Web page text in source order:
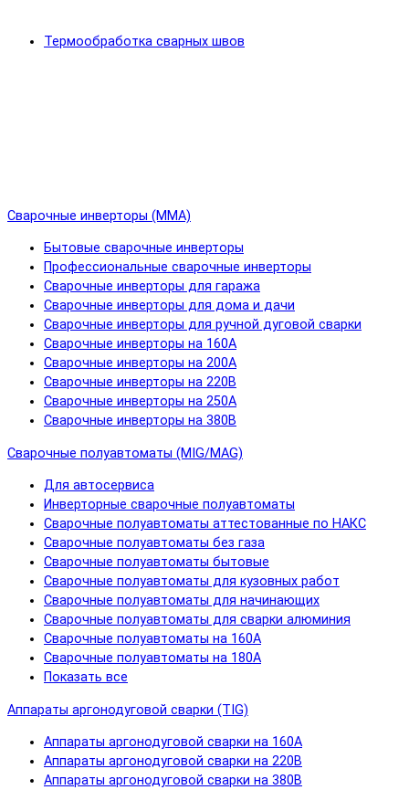
Термообработка сварных швов
Сварочные инверторы (MMA)
Бытовые сварочные инверторы
Профессиональные сварочные инверторы
Сварочные инверторы для гаража
Сварочные инверторы для дома и дачи
Сварочные инверторы для ручной дуговой сварки
Сварочные инверторы на 160А
Сварочные инверторы на 200А
Сварочные инверторы на 220В
Сварочные инверторы на 250А
Сварочные инверторы на 380В
Сварочные полуавтоматы (MIG/MAG)
Для автосервиса
Инверторные сварочные полуавтоматы
Сварочные полуавтоматы аттестованные по НАКС
Сварочные полуавтоматы без газа
Сварочные полуавтоматы бытовые
Сварочные полуавтоматы для кузовных работ
Сварочные полуавтоматы для начинающих
Сварочные полуавтоматы для сварки алюминия
Сварочные полуавтоматы на 160А
Сварочные полуавтоматы на 180А
Показать все
Аппараты аргонодуговой сварки (TIG)
Аппараты аргонодуговой сварки на 160А
Аппараты аргонодуговой сварки на 220В
Аппараты аргонодуговой сварки на 380В